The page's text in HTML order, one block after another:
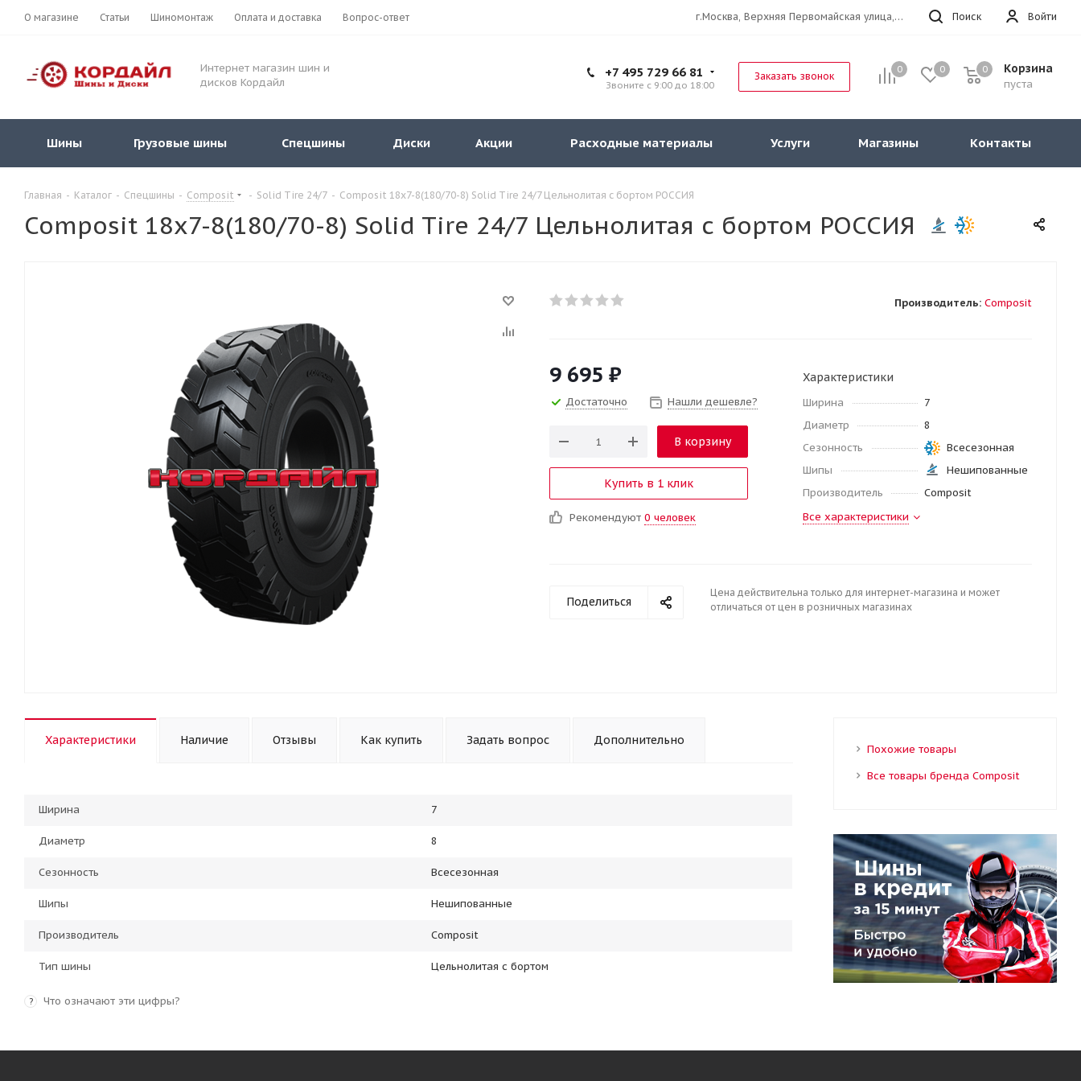
О магазине Статьи Шиномонтаж Оплата и доставка Вопрос-ответ Войти
Поиск
г.Москва, Верхняя Первомайская улица, 47к11 офис 214
Интернет магазин шин и
дисков Кордайл
0 0 Корзина
пуста
0
+7 495 729 66 81
Звоните с 9:00 до 18:00
Заказать звонок
Шины Грузовые шины Спецшины Диски Акции Расходные материалы Услуги Магазины Контакты
Главная - Каталог - Спецшины - Composit - Solid Tire 24/7 - Composit 18x7-8(180/70-8) Solid Tire 24/7 Цельнолитая с бортом РОССИЯ
Composit 18x7-8(180/70-8) Solid Tire 24/7 Цельнолитая с бортом РОССИЯ
Производитель: Composit
9 695 ₽
Достаточно Нашли дешевле?
В корзину
Купить в 1 клик
Рекомендуют 0 человек
Характеристики
Ширина
7
Диаметр
8
Сезонность
Всесезонная
Шипы
Нешипованные
Производитель
Composit
Все характеристики
Поделиться
Цена действительна только для интернет-магазина и может
отличаться от цен в розничных магазинах
Характеристики Наличие Отзывы Как купить Задать вопрос Дополнительно
Ширина 7
Диаметр 8
Сезонность Всесезонная
Шипы Нешипованные
Производитель Composit
Тип шины Цельнолитая с бортом
? Что означают эти цифры?
Похожие товары
Все товары бренда Composit